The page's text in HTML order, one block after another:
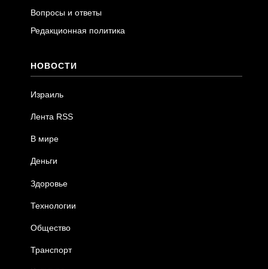
Вопросы и ответы
Редакционная политика
НОВОСТИ
Израиль
Лента RSS
В мире
Деньги
Здоровье
Технологии
Общество
Транспорт